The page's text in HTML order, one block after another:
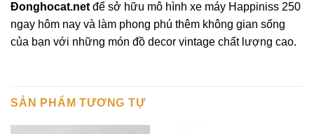
Đonghocat.netđể sở hữu mô hình xe máy Happiniss 250
ngay hôm nay và làm phong phú thêm không gian sống
của bạn với những món đồ decor vintage chất lượng cao.
SẢN PHẨM TƯƠNG TỰ